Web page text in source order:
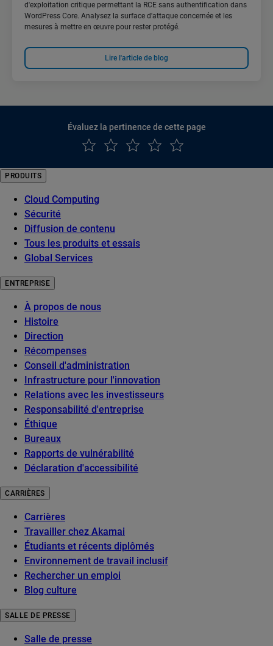
d'exploitation critique permettant la RCE sans authentification dans
WordPress Core. Analysez la surface d'attaque concernée et les
mesures à mettre en œuvre pour rester protégé.
Lire l'article de blog
Évaluez la pertinence de cette page
PRODUITS
Cloud Computing
Sécurité
Diffusion de contenu
Tous les produits et essais
Global Services
ENTREPRISE
À propos de nous
Histoire
Direction
Récompenses
Conseil d'administration
Infrastructure pour l'innovation
Relations avec les investisseurs
Responsabilité d'entreprise
Éthique
Bureaux
Rapports de vulnérabilité
Déclaration d'accessibilité
CARRIÈRES
Carrières
Travailler chez Akamai
Étudiants et récents diplômés
Environnement de travail inclusif
Rechercher un emploi
Blog culture
SALLE DE PRESSE
Salle de presse